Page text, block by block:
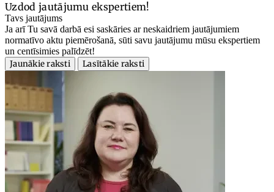
Uzdod jautājumu ekspertiem!
Tavs jautājums
Ja arī Tu savā darbā esi saskāries ar neskaidriem jautājumiem
normatīvo aktu piemērošanā, sūti savu jautājumu mūsu ekspertiem
un centīsimies palīdzēt!
Jaunākie raksti
Lasītākie raksti